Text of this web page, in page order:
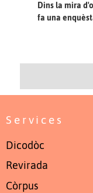
Dins la mira
fa una
Services
Dicodòc
Revirada
Còrpus